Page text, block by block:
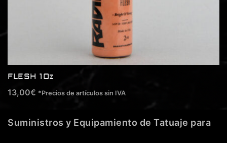
FLESH 1Oz
13,00€ *Precios de artículos sin IVA
Suministros y Equipamiento de Tatuaje para